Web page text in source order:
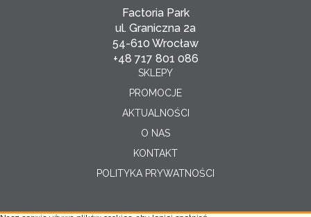
Factoria Park
ul. Graniczna 2a
54-610 Wrocław
+48 717 801 086
SKLEPY
PROMOCJE
AKTUALNOŚCI
O NAS
KONTAKT
POLITYKA PRYWATNOŚCI